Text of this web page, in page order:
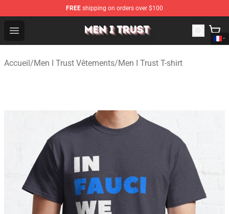
FREE shipping on orders over $100
Open menu
Men I Trust Shop - Official Men I Trust Merchandise Store
Accueil/Men I Trust Vêtements/Men I Trust T-shirt